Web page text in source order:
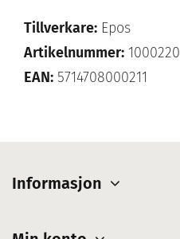
Tillverkare: Epos
Artikelnummer: 1000220
EAN: 5714708000211
Informasjon